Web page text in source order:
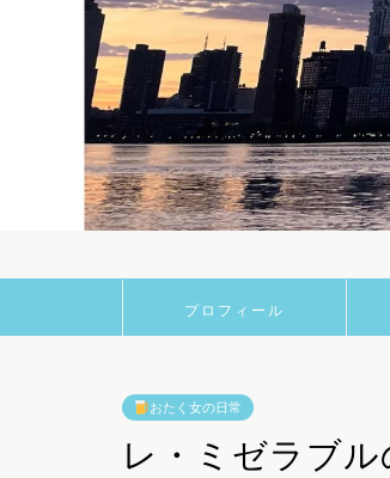
プロフィール
おたく女の日常
レ・ミゼラブ